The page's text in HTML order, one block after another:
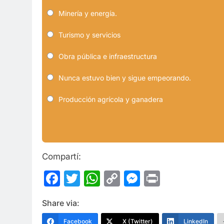
Minería y energía.
Turismo y servicios
Obra pública e infraestructura
Nunca estuvo bien y sigue empeorando.
Producción agrícola y ganadera
Compartí:
Facebook
Twitter
WhatsApp
CopyMessenger
Share via:
Facebook X (Twitter) LinkedIn